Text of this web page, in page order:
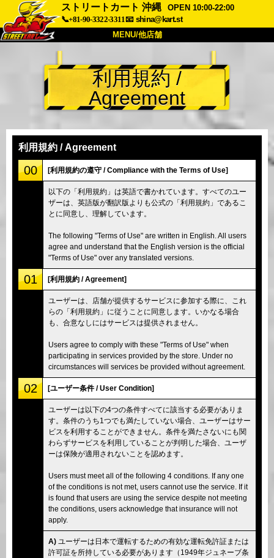
ストリートカート 沖縄
OPEN 10:00-22:00
📞+81-90-3322-3311📧 shina@kart.st
MENU/他店舗
概要 車両 価格
アクセス 評価 FAQ
東京 品川
東京 渋谷アネックス 東京ベイ
沖縄
利用規約 /
Agreement
利用規約 / Agreement
00 [利用規約の遵守 / Compliance with the Terms of Use]
以下の「利用規約」は英語で書かれています。すべてのユー
ザーは、英語版が翻訳版よりも公式の「利用規約」であるこ
とに同意し、理解しています。
The following "Terms of Use" are written in English. All users
agree and understand that the English version is the official
"Terms of Use" over any translated versions.
01 [利用規約 / Agreement]
ユーザーは、店舗が提供するサービスに参加する際に、これ
らの「利用規約」に従うことに同意します。いかなる場合
も、合意なしにはサービスは提供されません。
Users agree to comply with these "Terms of Use" when
participating in services provided by the store. Under no
circumstances will services be provided without agreement.
02 [ユーザー条件 / User Condition]
ユーザーは以下の4つの条件すべてに該当する必要がありま
す。条件のうち1つでも満たしていない場合、ユーザーはサー
ビスを利用することができません。条件を満たさないにも関
わらずサービスを利用していることが判明した場合、ユーザ
ーは保険が適用されないことを認めます。
Users must meet all of the following 4 conditions. If any one
of the conditions is not met, users cannot use the service. If it
is found that users are using the service despite not meeting
the conditions, users acknowledge that insurance will not
apply.
A) ユーザーは日本で運転するための有効な運転免許証または
許可証を所持している必要があります（1949年ジュネーブ条